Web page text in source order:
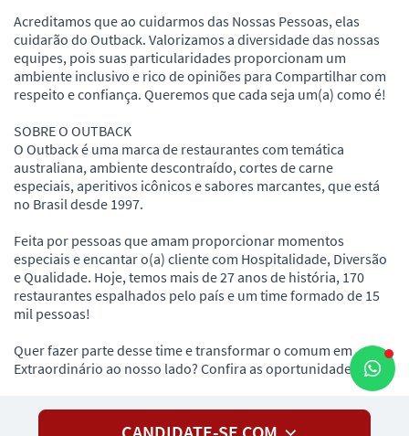
Acreditamos que ao cuidarmos das Nossas Pessoas, elas
cuidarão do Outback. Valorizamos a diversidade das nossas
equipes, pois suas particularidades proporcionam um
ambiente inclusivo e rico de opiniões para Compartilhar com
respeito e confiança. Queremos que cada seja um(a) como é!
SOBRE O OUTBACK
O Outback é uma marca de restaurantes com temática
australiana, ambiente descontraído, cortes de carne
especiais, aperitivos icônicos e sabores marcantes, que está
no Brasil desde 1997.
Feita por pessoas que amam proporcionar momentos
especiais e encantar o(a) cliente com Hospitalidade, Diversão
e Qualidade. Hoje, temos mais de 27 anos de história, 170
restaurantes espalhados pelo país e um time formado de 15
mil pessoas!
Quer fazer parte desse time e transformar o comum em
Extraordinário ao nosso lado? Confira as oportunidades!
CANDIDATE-SE COM